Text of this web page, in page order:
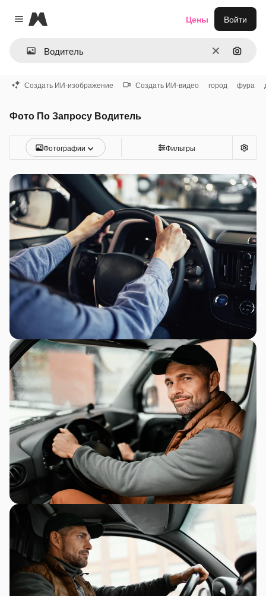
Close menu
Magnific
ОчиститьПоиск
Цены Войти
Создать ИИ-изображение Создать ИИ-видео город фура
Фото По Запросу Водитель
Фотографии Фильтры